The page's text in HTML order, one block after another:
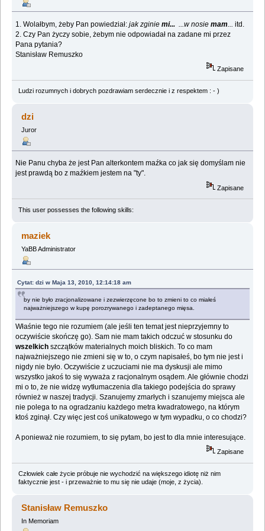
1. Wolałbym, żeby Pan powiedział: jak zginiemi......w nosiemam...itd.
2. Czy Pan życzy sobie, żebym nie odpowiadał na zadane mi przez
Pana pytania?
Stanisław Remuszko
Zapisane
Ludzi rozumnych i dobrych pozdrawiam serdecznie i z respektem : - )
dzi
Juror
Nie Panu chyba że jest Pan alterkontem maźka co jak się domyślam nie
jest prawdą bo z maźkiem jestem na "ty".
Zapisane
This user possesses the following skills:
maziek
YaBB Administrator
Cytat: dzi w Maja 13, 2010, 12:14:18 am
by nie było zracjonalizowane i zezwierzęcone bo to zmieni to co miałeś
najważniejszego w kupę porozrywanego i zadeptanego mięsa.
Właśnie tego nie rozumiem (ale jeśli ten temat jest nieprzyjemny to
oczywiście skończę go). Sam nie mam takich odczuć w stosunku do
wszelkich szczątków materialnych moich bliskich. To co mam
najważniejszego nie zmieni się w to, o czym napisałeś, bo tym nie jest i
nigdy nie było. Oczywiście z uczuciami nie ma dyskusji ale mimo
wszystko jakoś to się wyważa z racjonalnym osądem. Ale głównie chodzi
mi o to, że nie widzę wytłumaczenia dla takiego podejścia do sprawy
również w naszej tradycji. Szanujemy zmarłych i szanujemy miejsca ale
nie polega to na ogradzaniu każdego metra kwadratowego, na którym
ktoś zginął. Czy więc jest coś unikatowego w tym wypadku, o co chodzi?
A ponieważ nie rozumiem, to się pytam, bo jest to dla mnie interesujące.
Zapisane
Człowiek całe życie próbuje nie wychodzić na większego idiotę niż nim
faktycznie jest - i przeważnie to mu się nie udaje (moje, z życia).
Stanisław Remuszko
In Memoriam